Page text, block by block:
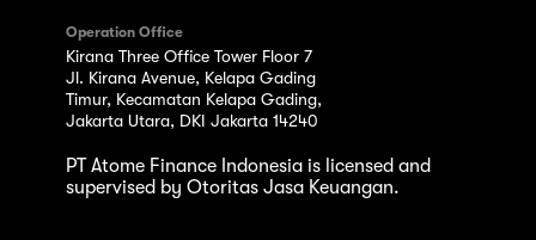
Operation Office
Kirana Three Office Tower Floor 7
Jl. Kirana Avenue, Kelapa Gading
Timur, Kecamatan Kelapa Gading,
Jakarta Utara, DKI Jakarta 14240
PT Atome Finance Indonesia is licensed and
supervised by Otoritas Jasa Keuangan.